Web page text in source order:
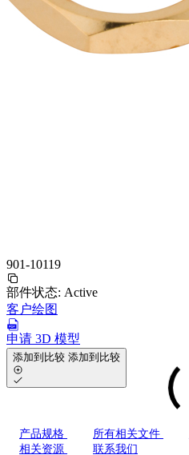
901-10119
部件状态: Active
客户绘图
申请 3D 模型
添加到比较 添加到比较
产品规格 所有相关文件
相关资源
联系我们